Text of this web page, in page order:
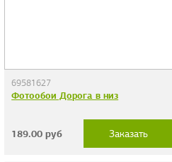
69581627
Фотообои Дорога в низ
189.00 руб Заказать